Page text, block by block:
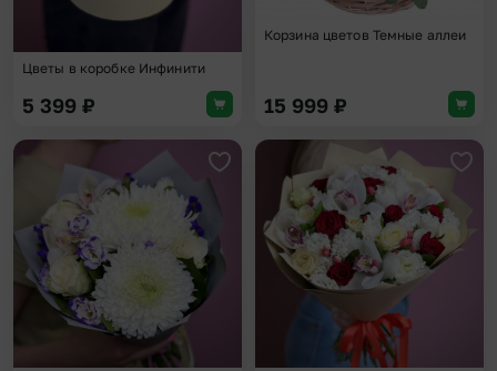
Цветы в коробке Инфинити
5 399 ₽
Корзина цветов Темные аллеи
15 999 ₽
Добавить в избранное